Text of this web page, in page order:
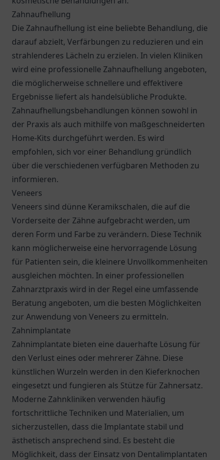
Zahnaufhellung
Die Zahnaufhellung ist eine beliebte Behandlung, die
darauf abzielt, Verfärbungen zu reduzieren und ein
strahlenderes Lächeln zu erzielen. In vielen Kliniken
wird eine professionelle Zahnaufhellung angeboten,
die möglicherweise schnellere und effektivere
Ergebnisse liefert als handelsübliche Produkte.
Zahnaufhellungsbehandlungen können sowohl in
der Praxis als auch mithilfe von maßgeschneiderten
Home-Kits durchgeführt werden. Es wird
empfohlen, sich vor einer Behandlung gründlich
über die verschiedenen verfügbaren Methoden zu
informieren.
Veneers
Veneers sind dünne Keramikschalen, die auf die
Vorderseite der Zähne aufgebracht werden, um
deren Form und Farbe zu verändern. Diese Technik
kann möglicherweise eine hervorragende Lösung
für Patienten sein, die kleinere Unvollkommenheiten
ausgleichen möchten. In einer professionellen
Zahnarztpraxis wird in der Regel eine umfassende
Beratung angeboten, um die besten Möglichkeiten
zur Anwendung von Veneers zu ermitteln.
Zahnimplantate
Zahnimplantate bieten eine dauerhafte Lösung für
den Verlust eines oder mehrerer Zähne. Diese
künstlichen Wurzeln werden in den Kieferknochen
eingesetzt und fungieren als Stütze für Zahnersatz.
Moderne Zahnkliniken verwenden häufig
fortschrittliche Techniken und Materialien, um
sicherzustellen, dass die Implantate stabil und
ästhetisch ansprechend sind. Es besteht die
Möglichkeit, dass der Einsatz von Dentalimplantaten